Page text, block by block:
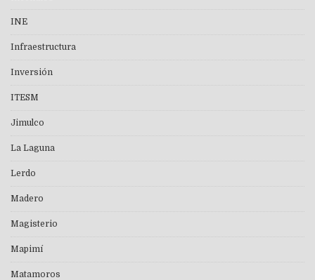
INE
Infraestructura
Inversión
ITESM
Jimulco
La Laguna
Lerdo
Madero
Magisterio
Mapimí
Matamoros